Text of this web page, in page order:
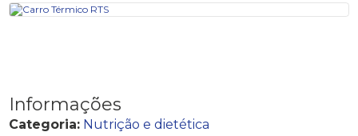
Informações
Categoria: Nutrição e dietética